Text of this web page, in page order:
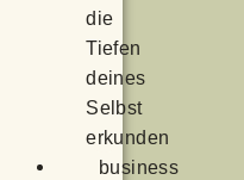
die
Tiefen
deines
Selbst
erkunden
business